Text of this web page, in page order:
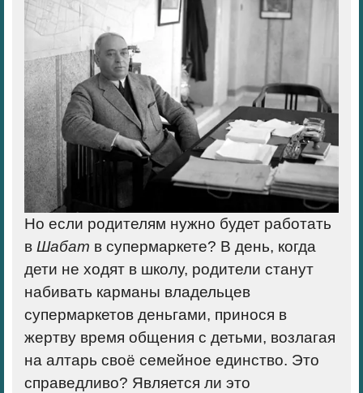
Но если родителям нужно будет работать
в Шабат в супермаркете? В день, когда
дети не ходят в школу, родители станут
набивать карманы владельцев
супермаркетов деньгами, принося в
жертву время общения с детьми, возлагая
на алтарь своё семейное единство. Это
справедливо? Является ли это